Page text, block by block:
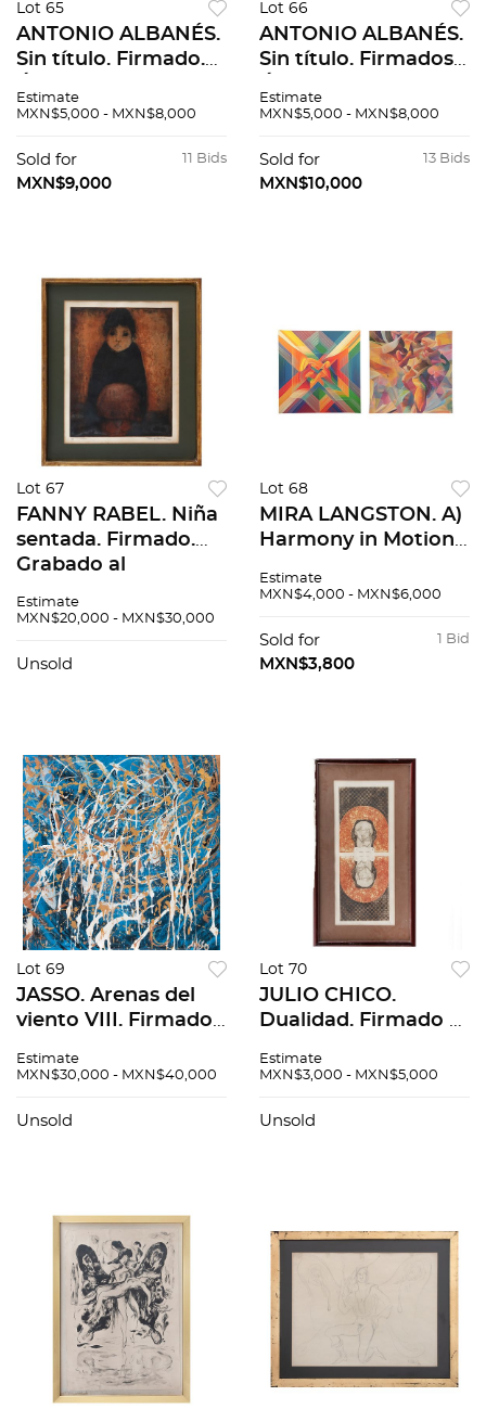
Lot 65
ANTONIO ALBANÉS.
Sin título. Firmado.
80 cm
Estimate
MXN$5,000 - MXN$8,000
11 Bids
Sold for
MXN$9,000
Lot 66
ANTONIO ALBANÉS.
Sin título. Firmados.
x 30 cm medidas de
Estimate
MXN$5,000 - MXN$8,000
13 Bids
Sold for
MXN$10,000
Lot 67
FANNY RABEL. Niña
sentada. Firmado.
Grabado al
aguatinta 11 / 20. 38.5
totales
Estimate
MXN$20,000 - MXN$30,000
Unsold
Lot 68
MIRA LANGSTON. A)
Harmony in Motion.
6/15. 60x60cm. B)
Firmada. Impresión
7/15. 65 x 66 cm. Pzs:
Estimate
MXN$4,000 - MXN$6,000
1 Bid
Sold for
MXN$3,800
Lot 69
JASSO. Arenas del
viento VIII. Firmado.
90 x 90 cm
Estimate
MXN$30,000 - MXN$40,000
Unsold
Lot 70
JULIO CHICO.
Dualidad. Firmado y
y gofrado 12 / 30. 64
x 29 cm papel
Estimate
MXN$3,000 - MXN$5,000
Unsold